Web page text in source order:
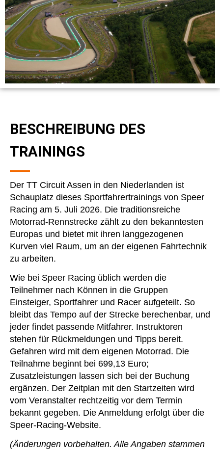
BESCHREIBUNG DES
TRAININGS
Der TT Circuit Assen in den Niederlanden ist
Schauplatz dieses Sportfahrertrainings von Speer
Racing am 5. Juli 2026. Die traditionsreiche
Motorrad-Rennstrecke zählt zu den bekanntesten
Europas und bietet mit ihren langgezogenen
Kurven viel Raum, um an der eigenen Fahrtechnik
zu arbeiten.
Wie bei Speer Racing üblich werden die
Teilnehmer nach Können in die Gruppen
Einsteiger, Sportfahrer und Racer aufgeteilt. So
bleibt das Tempo auf der Strecke berechenbar, und
jeder findet passende Mitfahrer. Instruktoren
stehen für Rückmeldungen und Tipps bereit.
Gefahren wird mit dem eigenen Motorrad. Die
Teilnahme beginnt bei 699,13 Euro;
Zusatzleistungen lassen sich bei der Buchung
ergänzen. Der Zeitplan mit den Startzeiten wird
vom Veranstalter rechtzeitig vor dem Termin
bekannt gegeben. Die Anmeldung erfolgt über die
Speer-Racing-Website.
(Änderungen vorbehalten. Alle Angaben stammen